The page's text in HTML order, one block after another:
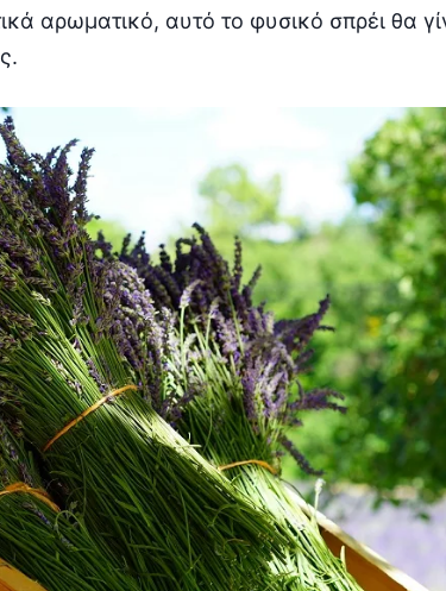
αρωματικό, αυτό το φυσικό σπρέι θα